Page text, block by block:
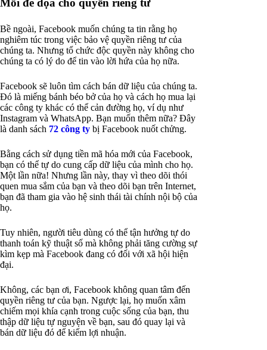
Mối đe dọa cho quyền riêng tư
Bề ngoài, Facebook muốn chúng ta tin rằng họ
nghiêm túc trong việc bảo vệ quyền riêng tư của
chúng ta. Nhưng tổ chức độc quyền này không cho
chúng ta có lý do để tin vào lời hứa của họ nữa.
Facebook sẽ luôn tìm cách bán dữ liệu của chúng ta.
Đó là miếng bánh béo bở của họ và cách họ mua lại
các công ty khác có thể cản đường họ, ví dụ như
Instagram và WhatsApp. Bạn muốn thêm nữa? Đây
là danh sách 72 công ty bị Facebook nuốt chửng.
Bằng cách sử dụng tiền mã hóa mới của Facebook,
bạn có thể tự do cung cấp dữ liệu của mình cho họ.
Một lần nữa! Nhưng lần này, thay vì theo dõi thói
quen mua sắm của bạn và theo dõi bạn trên Internet,
bạn đã tham gia vào hệ sinh thái tài chính nội bộ của
họ.
Tuy nhiên, người tiêu dùng có thể tận hưởng tự do
thanh toán kỹ thuật số mà không phải tăng cường sự
kìm kẹp mà Facebook đang có đối với xã hội hiện
đại.
Không, các bạn ơi, Facebook không quan tâm đến
quyền riêng tư của bạn. Ngược lại, họ muốn xâm
chiếm mọi khía cạnh trong cuộc sống của bạn, thu
thập dữ liệu tự nguyện về bạn, sau đó quay lại và
bán dữ liệu đó để kiếm lợi nhuận.